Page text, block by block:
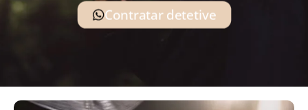
Contratar detetive